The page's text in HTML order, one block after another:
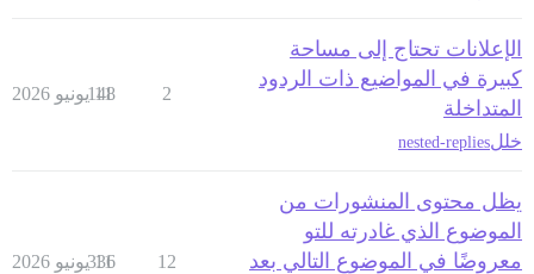
الإعلانات تحتاج إلى مساحة
كبيرة في المواضيع ذات الردود
المتداخلة
خللnested-replies
2
148
11 يونيو 2026
يظل محتوى المنشورات من
الموضوع الذي غادرته للتو
معروضًا في الموضوع التالي بعد
12
336
11 يونيو 2026